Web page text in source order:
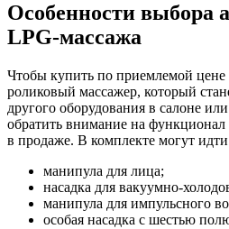
Особенности выбора
LPG-массажа
Чтобы купить по приемлемой
роликовый массажер, который
другого оборудования в салоне
обратить внимание на
в продаже. В комплекте могут
манипула для лица;
насадка для вакуумно-
манипула для импульсного
особая насадка с шестью